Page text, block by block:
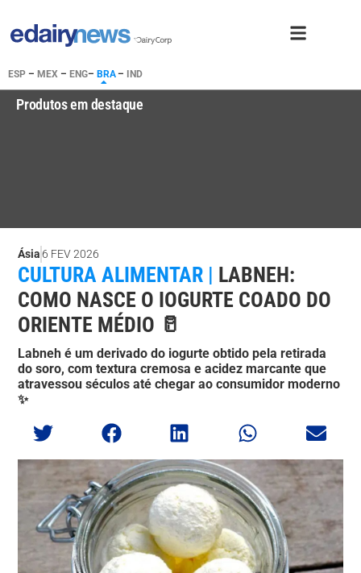
ESP – MEX – ENG– BRA– IND
Produtos em destaque
Ásia 6 FEV 2026
CULTURA ALIMENTAR | LABNEH:
COMO NASCE O IOGURTE COADO DO
ORIENTE MÉDIO 🥛
Labneh é um derivado do iogurte obtido pela retirada
do soro, com textura cremosa e acidez marcante que
atravessou séculos até chegar ao consumidor moderno
✨